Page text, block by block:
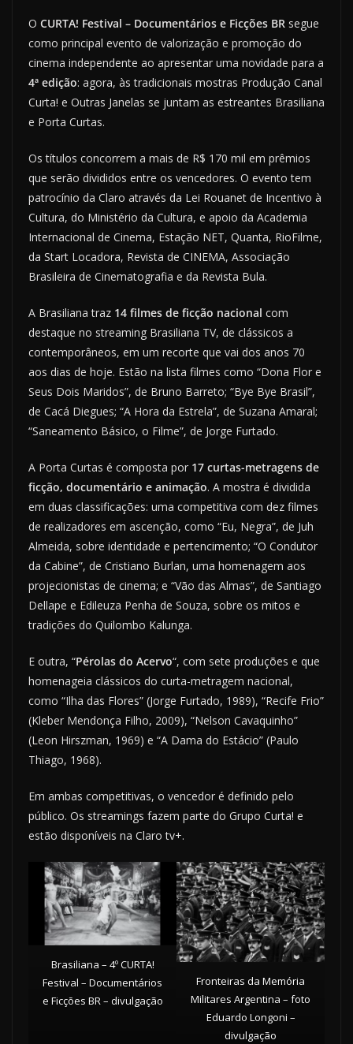
O CURTA! Festival – Documentários e Ficções BR segue
como principal evento de valorização e promoção do
cinema independente ao apresentar uma novidade para a
4ª edição: agora, às tradicionais mostras Produção Canal
Curta! e Outras Janelas se juntam as estreantes Brasiliana
e Porta Curtas.
Os títulos concorrem a mais de R$ 170 mil em prêmios
que serão divididos entre os vencedores. O evento tem
patrocínio da Claro através da Lei Rouanet de Incentivo à
Cultura, do Ministério da Cultura, e apoio da Academia
Internacional de Cinema, Estação NET, Quanta, RioFilme,
da Start Locadora, Revista de CINEMA, Associação
Brasileira de Cinematografia e da Revista Bula.
A Brasiliana traz 14 filmes de ficção nacional com
destaque no streaming Brasiliana TV, de clássicos a
contemporâneos, em um recorte que vai dos anos 70
aos dias de hoje. Estão na lista filmes como “Dona Flor e
Seus Dois Maridos”, de Bruno Barreto; “Bye Bye Brasil”,
de Cacá Diegues; “A Hora da Estrela”, de Suzana Amaral;
“Saneamento Básico, o Filme”, de Jorge Furtado.
A Porta Curtas é composta por 17 curtas-metragens de
ficção, documentário e animação. A mostra é dividida
em duas classificações: uma competitiva com dez filmes
de realizadores em ascenção, como “Eu, Negra”, de Juh
Almeida, sobre identidade e pertencimento; “O Condutor
da Cabine”, de Cristiano Burlan, uma homenagem aos
projecionistas de cinema; e “Vão das Almas”, de Santiago
Dellape e Edileuza Penha de Souza, sobre os mitos e
tradições do Quilombo Kalunga.
E outra, “Pérolas do Acervo“, com sete produções e que
homenageia clássicos do curta-metragem nacional,
como “Ilha das Flores” (Jorge Furtado, 1989), “Recife Frio”
(Kleber Mendonça Filho, 2009), “Nelson Cavaquinho”
(Leon Hirszman, 1969) e “A Dama do Estácio” (Paulo
Thiago, 1968).
Em ambas competitivas, o vencedor é definido pelo
público. Os streamings fazem parte do Grupo Curta! e
estão disponíveis na Claro tv+.
Brasiliana – 4º CURTA!
Festival – Documentários
e Ficções BR – divulgação
Fronteiras da Memória
Militares Argentina – foto
Eduardo Longoni –
divulgação